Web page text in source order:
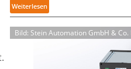
s
i
o
n
u
n
g
f
a
t
o
Weiterlesen:
E
l
e
Bild: Stein Automation GmbH & Co.